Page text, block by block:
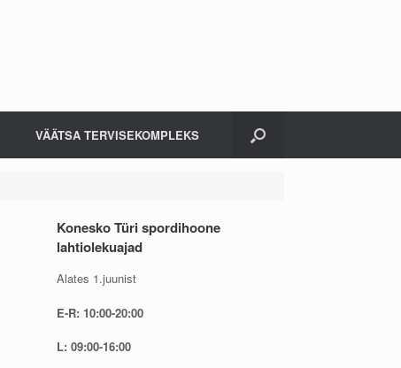
VÄÄTSA TERVISEKOMPLEKS
Konesko Türi spordihoone
lahtiolekuajad
Alates 1.juunist
E-R: 10:00-20:00
L: 09:00-16:00